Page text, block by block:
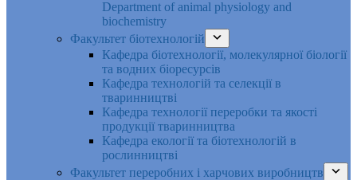
Department of animal physiology and
biochemistry
Факультет біотехнологій
Кафедра біотехнології, молекулярної біології
та водних біоресурсів
Кафедра технологій та селекції в
тваринництві
Кафедра технології переробки та якості
продукції тваринництва
Кафедра екології та біотехнологій в
рослинництві
Факультет переробних і харчових виробництв